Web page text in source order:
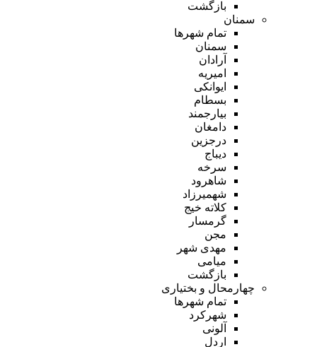
بازگشت
سمنان
تمام شهر‌ها
سمنان
آرادان
امیریه
ایوانکی
بسطام
بیارجمند
دامغان
درجزین
دیباج
سرخه
شاهرود
شهمیرزاد
کلاته خیج
گرمسار
مجن
مهدی شهر
میامی
بازگشت
چهارمحال و بختیاری
تمام شهر‌ها
شهرکرد
آلونی
اردل